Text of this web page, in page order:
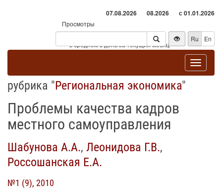
07.08.2026 08.2026 с 01.01.2026
Просмотры
Посетители
* - в среднем в день за текущий месяц
Ru En
Toggle
рубрика "Региональная экономика"
Проблемы качества кадров
местного самоуправления
Шабунова А.А., Леонидова Г.В.,
Россошанская Е.А.
№1 (9), 2010